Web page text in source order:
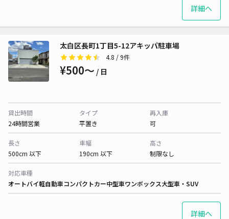
詳細へ
太白区長町1丁目5-12アキッパ駐車場
4.8 / 9件
¥500〜 / 日
貸出時間
24時間営業
タイプ
平置き
再入庫
可
長さ
500cm 以下
車幅
190cm 以下
高さ
制限なし
対応車種
オートバイ軽自動車コンパクトカー中型車ワンボックス大型車・SUV
詳細へ